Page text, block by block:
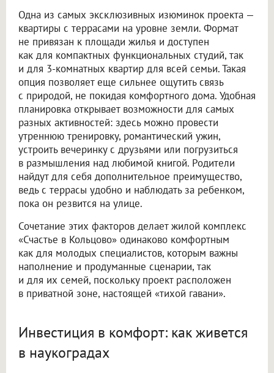
Одна из самых эксклюзивных изюминок проекта —
квартиры с террасами на уровне земли. Формат
не привязан к площади жилья и доступен
как для компактных функциональных студий, так
и для 3-комнатных квартир для всей семьи. Такая
опция позволяет еще сильнее ощутить связь
с природой, не покидая комфортного дома. Удобная
планировка открывает возможности для самых
разных активностей: здесь можно провести
утреннюю тренировку, романтический ужин,
устроить вечеринку с друзьями или погрузиться
в размышления над любимой книгой. Родители
найдут для себя дополнительное преимущество,
ведь с террасы удобно и наблюдать за ребенком,
пока он резвится на улице.
Сочетание этих факторов делает жилой комплекс
«Счастье в Кольцово» одинаково комфортным
как для молодых специалистов, которым важны
наполнение и продуманные сценарии, так
и для их семей, поскольку проект расположен
в приватной зоне, настоящей «тихой гавани».
Инвестиция в комфорт: как живется
в наукоградах